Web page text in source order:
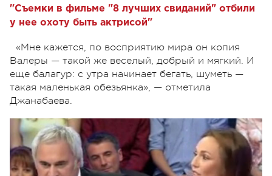
"Съемки в фильме "8 лучших свиданий" отбили
у нее охоту быть актрисой"
«Мне кажется, по восприятию мира он копия
Валеры — такой же веселый, добрый и мягкий. И
еще балагур: с утра начинает бегать, шуметь —
такая маленькая обезьянка», — отметила
Джанабаева.